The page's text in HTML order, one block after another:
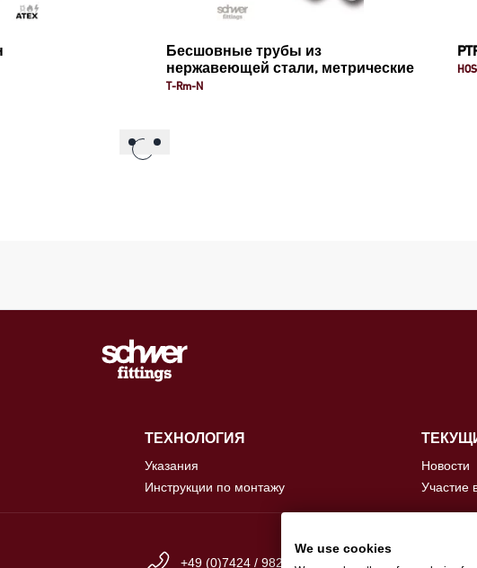
Бесшовные трубы из
нержавеющей стали, метрические
T-Rm-N
ТЕХНОЛОГИЯ
Указания
Инструкции по монтажу
Новости
Участие
+49 (0)7424 / 9825-0
We use cookies